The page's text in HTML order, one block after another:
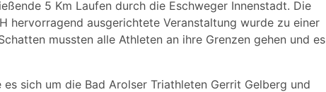
5 Km Laufen durch die Eschweger Innenstadt. Die
hervorragend ausgerichtete Veranstaltung wurde zu einer
mussten alle Athleten an ihre Grenzen gehen und es
sich um die Bad Arolser Triathleten Gerrit Gelberg und